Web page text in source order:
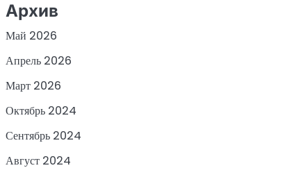
Архив
Май 2026
Апрель 2026
Март 2026
Октябрь 2024
Сентябрь 2024
Август 2024